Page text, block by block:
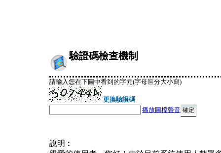
驗證碼檢查機制
請輸入您在下圖中看到的字元(字母區分大小寫)
更換驗證碼
播放圖檔聲音
說明︰